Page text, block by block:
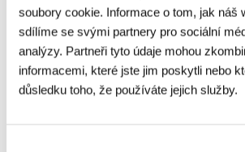
soubory cookie. Informace o tom, jak náš
sdílíme se svými partnery pro sociální
analýzy. Partneři tyto údaje mohou
informacemi, které jste jim poskytli nebo
důsledku toho, že používáte jejich služby.